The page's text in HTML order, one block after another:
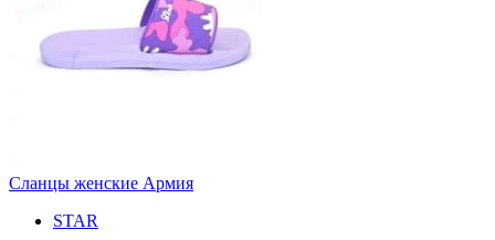
Сланцы женские Армия
STAR